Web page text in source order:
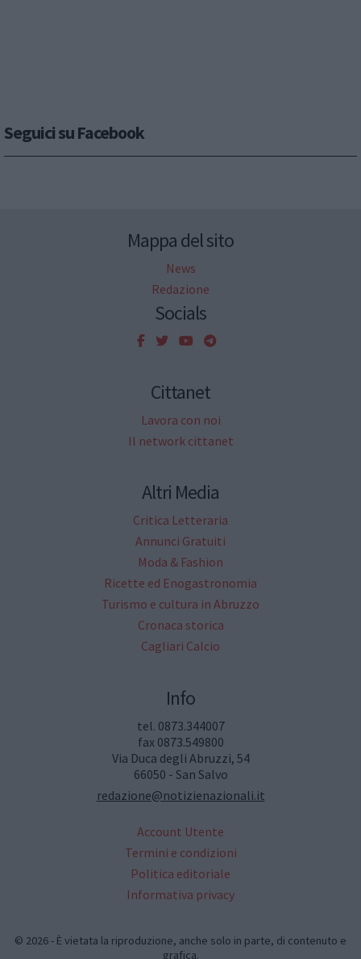
Seguici su Facebook
Mappa del sito
News
Redazione
Socials
Cittanet
Lavora con noi
Il network cittanet
Altri Media
Critica Letteraria
Annunci Gratuiti
Moda & Fashion
Ricette ed Enogastronomia
Turismo e cultura in Abruzzo
Cronaca storica
Cagliari Calcio
Info
tel. 0873.344007
fax 0873.549800
Via Duca degli Abruzzi, 54
66050 - San Salvo
redazione@notizienazionali.it
Account Utente
Termini e condizioni
Politica editoriale
Informativa privacy
© 2026 - È vietata la riproduzione, anche solo in parte, di contenuto e
grafica.